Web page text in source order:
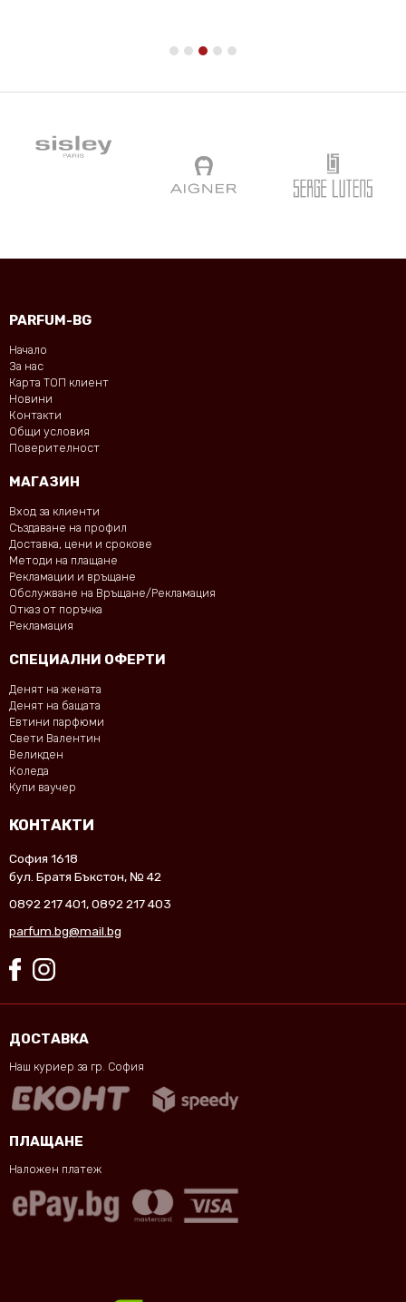
PARFUM-BG
Начало
За нас
Карта ТОП клиент
Новини
Контакти
Общи условия
Поверителност
МАГАЗИН
Вход за клиенти
Създаване на профил
Доставка, цени и срокове
Методи на плащане
Рекламации и връщане
Обслужване на Връщане/Рекламация
Отказ от поръчка
Рекламация
СПЕЦИАЛНИ ОФЕРТИ
Денят на жената
Денят на бащата
Евтини парфюми
Свети Валентин
Великден
Коледа
Купи ваучер
КОНТАКТИ
София 1618
бул. Братя Бъкстон, № 42
0892 217 401,0892 217 403
parfum.bg@mail.bg
ДОСТАВКА
Наш куриер за гр. София
ПЛАЩАНЕ
Наложен платеж